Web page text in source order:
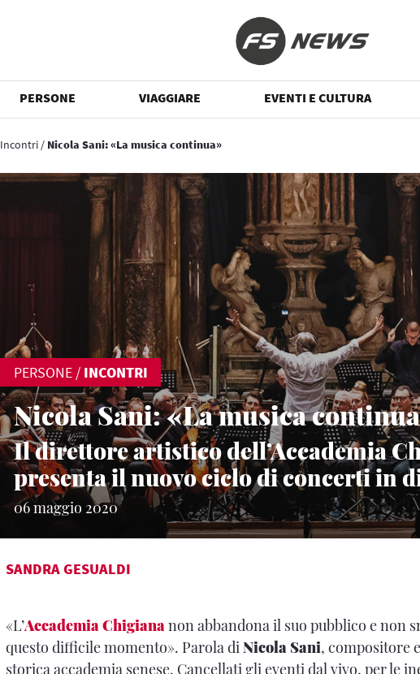
PERSONE VIAGGIARE EVENTI E CULTURA
Incontri / Nicola Sani: «La musica continua»
PERSONE / INCONTRI
Nicola Sani: «La musica
Il direttore artistico dell’Accademia
presenta il nuovo ciclo di concerti in
06 maggio 2020
SANDRA GESUALDI
«L’Accademia Chigiananon abbandona il suo pubblico e non
questo difficile momento». Parola diNicola Sani, compositore
storica accademia senese. Cancellati gli eventi dal vivo, per le